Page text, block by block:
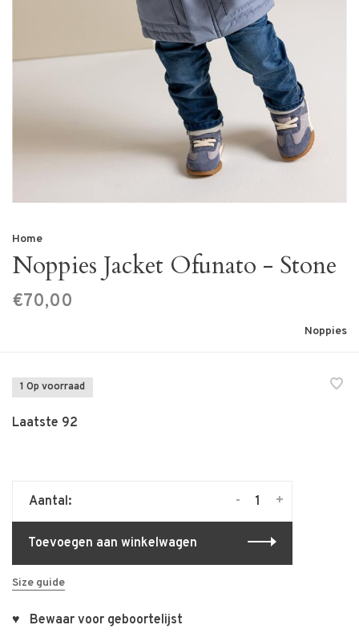
Home
Noppies Jacket Ofunato - Stone
€70,00
Noppies
1 Op voorraad
Laatste 92
Aantal: +
-
Toevoegen aan winkelwagen
Size guide
♥ Bewaar voor geboortelijst